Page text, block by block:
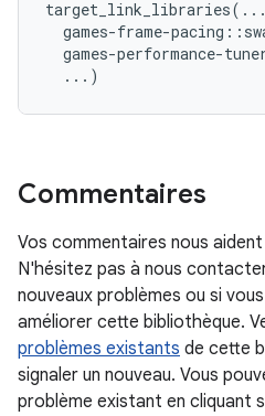
target_link_libraries(...
games-frame-
games-performance-
Commentaires
Vos commentaires nous
N'hésitez pas à nous
nouveaux problèmes ou si
améliorer cette bibliothèque.
problèmes existants de cette
signaler un nouveau. Vous
problème existant en cliquant